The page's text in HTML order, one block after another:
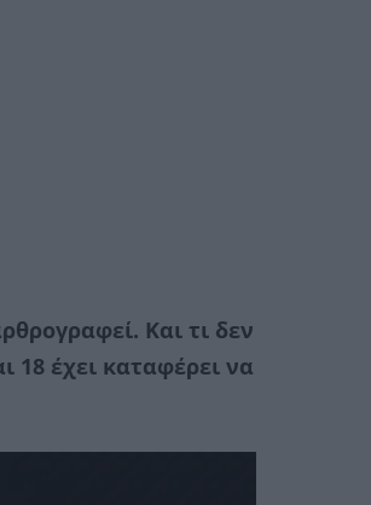
Και τι δεν
18 έχει καταφέρει να